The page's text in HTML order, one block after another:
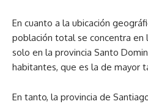
En cuanto a la ubicación
población total se concentra en
solo en la provincia Santo
habitantes, que es la de mayor
En tanto, la provincia de